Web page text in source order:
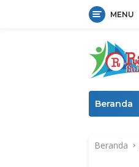
MENU
Beranda
Beranda